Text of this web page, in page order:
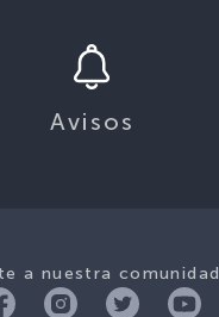
Avisos
a nuestra comunidad